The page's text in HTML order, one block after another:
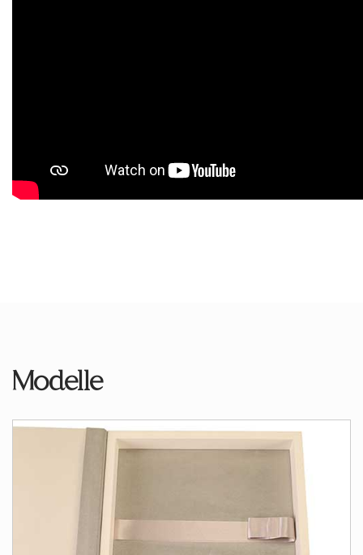
Modelle